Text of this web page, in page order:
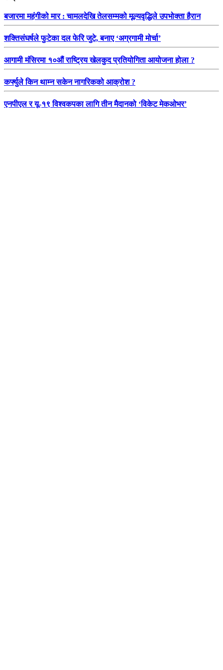
बजारमा महंगीको मार : चामलदेखि तेलसम्मको मूल्यवृद्धिले उपभोक्ता हैरान
शक्तिसंघर्षले फुटेका दल फेरि जुटे, बनाए ‘अग्रगामी मोर्चा’
आगामी मंसिरमा १०औं राष्ट्रिय खेलकुद प्रतियोगिता आयोजना होला ?
कर्फ्युले किन थाम्न सकेन नागरिकको आक्रोश ?
एनपीएल र यू-१९ विश्वकपका लागि तीन मैदानको ‘विकेट मेकओभर’